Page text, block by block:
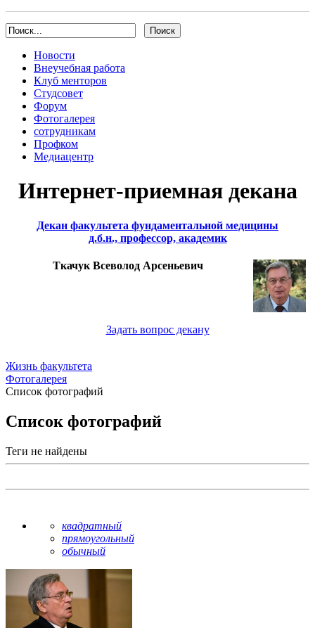
Новости
Внеучебная работа
Клуб менторов
Студсовет
Форум
Фотогалерея
сотрудникам
Профком
Медиацентр
Интернет-приемная декана
Декан факультета фундаментальной медицины
д.б.н., профессор, академик
Ткачук Всеволод Арсеньевич
Задать вопрос декану
Жизнь факультета
Фотогалерея
Список фотографий
Список фотографий
Теги не найдены
квадратный
прямоугольный
обычный